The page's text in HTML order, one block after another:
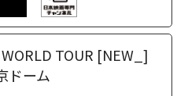
TOUR [NEW_]
ドーム